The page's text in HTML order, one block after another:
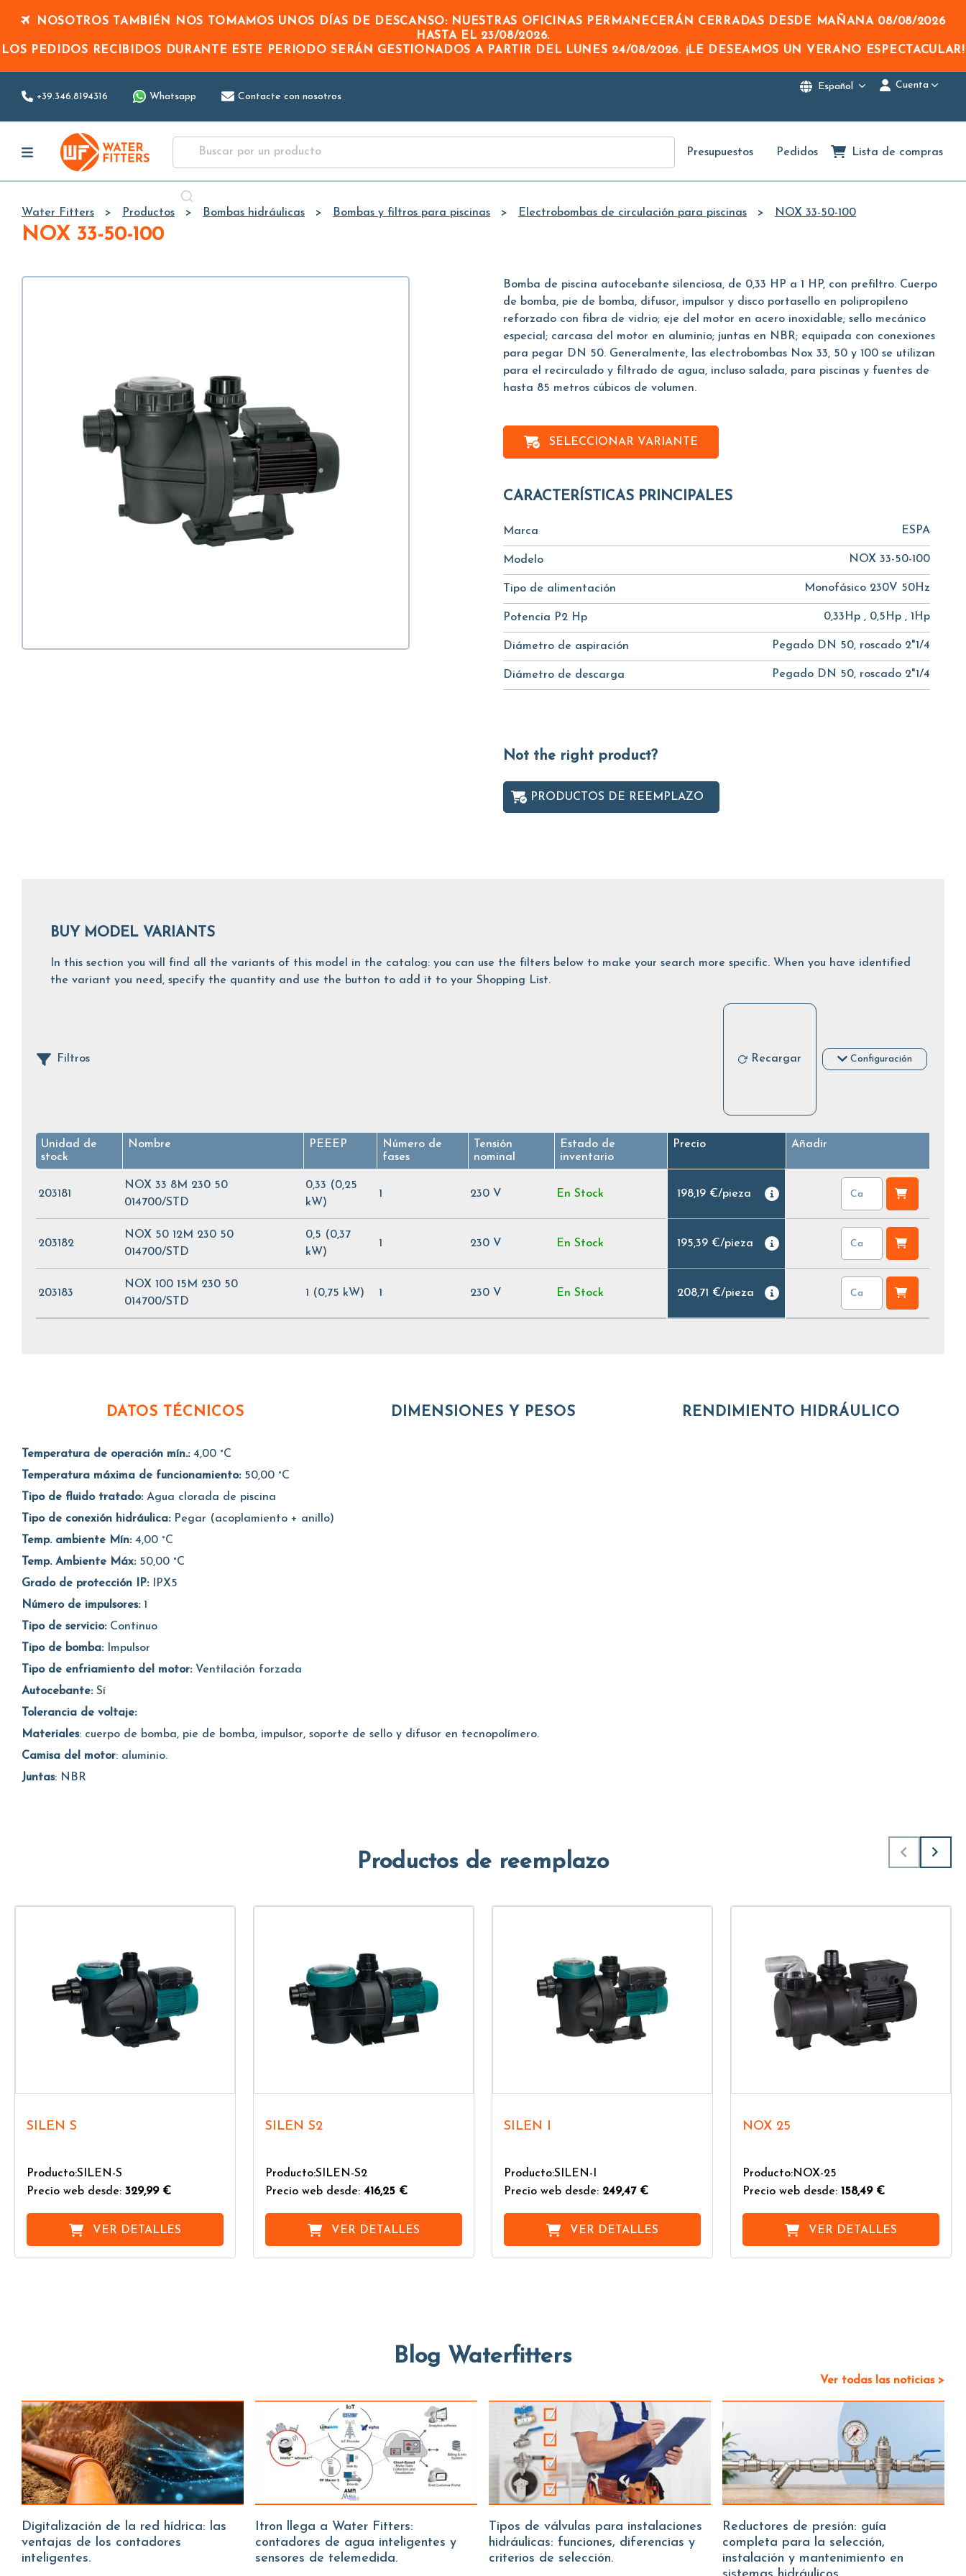
Main
Content
NOSOTROS TAMBIÉN NOS TOMAMOS UNOS DÍAS DE DESCANSO: NUESTRAS OFICINAS PERMANECERÁN CERRADAS DESDE MAÑANA 08/08/2026
HASTA EL 23/08/2026.
LOS PEDIDOS RECIBIDOS DURANTE ESTE PERIODOSERÁN GESTIONADOS A PARTIR DEL LUNES 24/08/2026. ¡LE DESEAMOS UN VERANO ESPECTACULAR!
+39.346.8194316 Whatsapp Contacte con nosotros
Español Cuenta
Presupuestos Pedidos Lista de compras
Water Fitters Productos Bombas hidráulicas Bombas y filtros para piscinas Electrobombas de circulación para piscinas NOX 33-50-100
NOX 33-50-100
Bomba de piscina autocebante silenciosa, de 0,33 HP a 1 HP, con prefiltro. Cuerpo
de bomba, pie de bomba, difusor, impulsor y disco portasello en polipropileno
reforzado con fibra de vidrio; eje del motor en acero inoxidable; sello mecánico
especial; carcasa del motor en aluminio; juntas en NBR; equipada con conexiones
para pegar DN 50. Generalmente, las electrobombas Nox 33, 50 y 100 se utilizan
para el recirculado y filtrado de agua, incluso salada, para piscinas y fuentes de
hasta 85 metros cúbicos de volumen.
SELECCIONAR VARIANTE
CARACTERÍSTICAS PRINCIPALES
Marca ESPA
Modelo NOX 33-50-100
Tipo de alimentación Monofásico 230V 50Hz
Potencia P2 Hp 0,33Hp , 0,5Hp , 1Hp
Diámetro de aspiración Pegado DN 50, roscado 2"1/4
Diámetro de descarga Pegado DN 50, roscado 2"1/4
Not the right product?
PRODUCTOS DE REEMPLAZO
BUY MODEL VARIANTS
In this section you will find all the variants of this model in the catalog: you can use the filters below to make your search more specific. When you have identified
the variant you need, specify the quantity and use the button to add it to your Shopping List.
Filtros Recargar Configuración
Unidad de
stock
Nombre PEEEP
Número de
fases
Tensión
nominal
Estado de
inventario
Precio Añadir
203181
NOX 33 8M 230 50
014700/STD
0,33 (0,25
kW)
1 230 V En Stock 198,19 €/pieza
203182
NOX 50 12M 230 50
014700/STD
0,5 (0,37
kW)
1 230 V En Stock 195,39 €/pieza
203183
NOX 100 15M 230 50
014700/STD
1 (0,75 kW) 1 230 V En Stock 208,71 €/pieza
DATOS TÉCNICOS DIMENSIONES Y PESOS RENDIMIENTO HIDRÁULICO
Temperatura de operación mín.: 4,00 °C
Temperatura máxima de funcionamiento: 50,00 °C
Tipo de fluido tratado: Agua clorada de piscina
Tipo de conexión hidráulica: Pegar (acoplamiento + anillo)
Temp. ambiente Mín: 4,00 °C
Temp. Ambiente Máx: 50,00 °C
Grado de protección IP:
IPX5
Número de impulsores: 1
Tipo de servicio: Continuo
Tipo de bomba:
Impulsor
Tipo de enfriamiento del motor: Ventilación forzada
Autocebante: Sí
Tolerancia de voltaje:
Materiales: cuerpo de bomba, pie de bomba, impulsor, soporte de sello y difusor en tecnopolímero.
Camisa del motor: aluminio.
Juntas: NBR
Productos de reemplazo
SILEN S
Producto:SILEN-S
Precio web desde: 329,99 €
VER DETALLES
SILEN S2
Producto:SILEN-S2
Precio web desde: 416,25 €
VER DETALLES
SILEN I
Producto:SILEN-I
Precio web desde: 249,47 €
VER DETALLES
NOX 25
Producto:NOX-25
Precio web desde: 158,49 €
VER DETALLES
Blog Waterfitters
Ver todas las noticias >
Digitalización de la red hídrica: las
ventajas de los contadores
inteligentes.
Itron llega a Water Fitters:
contadores de agua inteligentes y
sensores de telemedida.
Tipos de válvulas para instalaciones
hidráulicas: funciones, diferencias y
criterios de selección.
Reductores de presión: guía
completa para la selección,
instalación y mantenimiento en